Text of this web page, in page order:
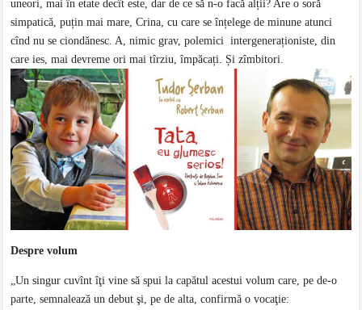
uneori, mai în etate decît este, dar de ce să n-o facă alții? Are o soră
simpatică, puțin mai mare, Crina, cu care se înțelege de minune atunci
cînd nu se ciondănesc. A, nimic grav, polemici intergeneraționiste, din
care ies, mai devreme ori mai tîrziu, împăcați. Și zîmbitori.
Despre volum
„Un singur cuvînt îţi vine să spui la capătul acestui volum care, pe de-o
parte, semnalează un debut şi, pe de alta, confirmă o vocaţie: